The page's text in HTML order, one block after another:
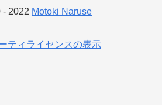
2022 Motoki Naruse
ティライセンスの表示